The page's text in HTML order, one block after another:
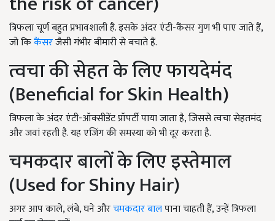
त्रिफला चूर्ण बहुत प्रभावशाली है. इसके अंदर एंटी-कैंसर गुण भी पाए जाते हैं,
जो किकैंसरजैसी गंभीर बीमारी से बचाते हैं.
त्वचा की सेहत के लिए फायदेमंद
(Beneficial for Skin Health)
त्रिफला के अंदर एंटी-ऑक्सीडेंट प्रॉपर्टी पाया जाता है, जिससे त्वचा सेहतमंद
और जवां रहती है. यह एजिंग की समस्या को भी दूर करता है.
चमकदार बालों के लिए इस्तेमाल
(Used for Shiny Hair)
अगर आप काले, लंबे, घने औरचमकदार बालपाना चाहती हैं, उन्हें त्रिफला